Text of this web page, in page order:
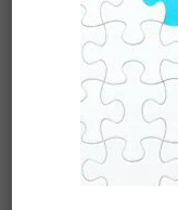
13. August
1 in 18196
Für die
ministerinnen